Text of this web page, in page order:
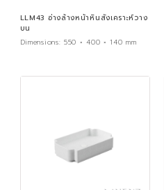
LLM43 อ่างล้างหน้าหินสังเคราะห์วาง
บน
Dimensions:550 × 400 × 140 mm